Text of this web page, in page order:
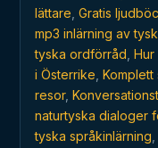
lättare Gratis
mp3 inlärning av
tyska ordförråd Hur
i Österrike Komplett
resor,
naturtyska dialoger
tyska språkinlärning